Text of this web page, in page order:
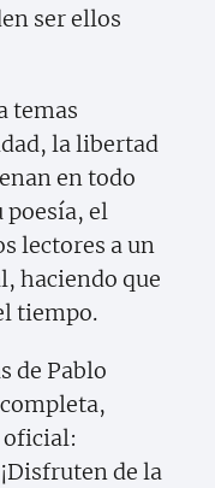
ser ellos
temas
la libertad
en todo
poesía, el
lectores a un
haciendo que
tiempo.
de Pablo
oficial:
de la